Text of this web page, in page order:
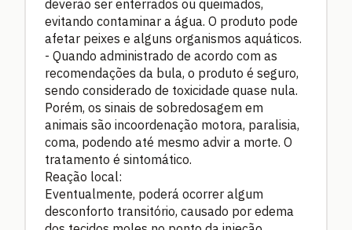
deverão ser enterrados ou queimados,
evitando contaminar a água. O produto pode
afetar peixes e alguns organismos aquáticos.
- Quando administrado de acordo com as
recomendações da bula, o produto é seguro,
sendo considerado de toxicidade quase nula.
Porém, os sinais de sobredosagem em
animais são incoordenação motora, paralisia,
coma, podendo até mesmo advir a morte. O
tratamento é sintomático.
Reação local:
Eventualmente, poderá ocorrer algum
desconforto transitório, causado por edema